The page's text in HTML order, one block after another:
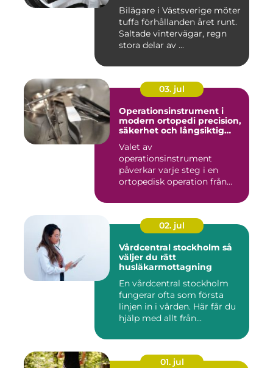
Bilägare i Västsverige möter
tuffa förhållanden året runt.
Saltade vintervägar, regn
stora delar av ...
03. jul
Operationsinstrument i
modern ortopedi precision,
säkerhet och långsiktig
Valet av
operationsinstrument
påverkar varje steg i en
ortopedisk operation från
02. jul
Vårdcentral stockholm så
väljer du rätt
husläkarmottagning
En vårdcentral stockholm
fungerar ofta som första
linjen in i vården. Här får du
hjälp med allt från...
01. jul